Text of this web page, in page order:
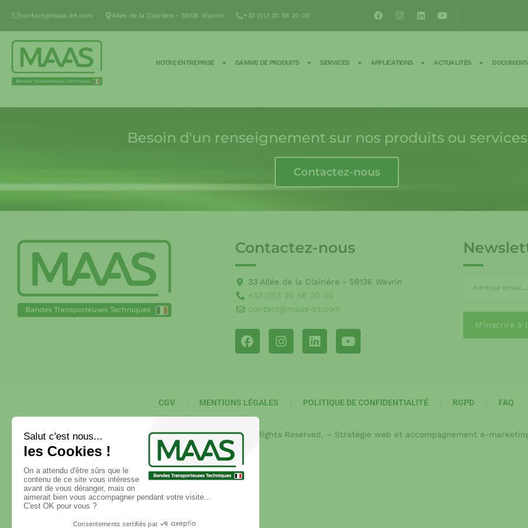
contact@maas-bt.com Allée de la Clairière - 59136 Wavrin +33 (0)3 20 58 20 00
NOTRE ENTREPRISE GAMME DE PRODUITS SERVICES APPLICATIONS ACTUALITÉS
Besoin d'un renseignement sur nos produits ou services
Contactez-nous
Contactez-nous
33 Allée de la Clairière - 59136 Wavrin
+33 (0)3 20 58 20 00
contact@maas-bt.com
CGV MENTIONS LÉGALES POLITIQUE DE CONFIDENTIALITÉ RGPD FAQ
Copyright © 2017 atelier33.com. All Rights Reserved. – Stratégie web et accompagnement e-